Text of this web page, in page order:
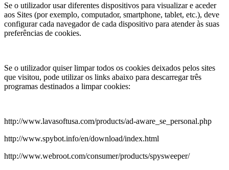
Se o utilizador usar diferentes dispositivos para visualizar e aceder
aos Sites (por exemplo, computador, smartphone, tablet, etc.), deve
configurar cada navegador de cada dispositivo para atender às suas
preferências de cookies.
Se o utilizador quiser limpar todos os cookies deixados pelos sites
que visitou, pode utilizar os links abaixo para descarregar três
programas destinados a limpar cookies:
http://www.lavasoftusa.com/products/ad-aware_se_personal.php
http://www.spybot.info/en/download/index.html
http://www.webroot.com/consumer/products/spysweeper/